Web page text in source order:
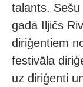
talants.
gadā Iljičs
diriģentiem
festivāla
uz diriģenti